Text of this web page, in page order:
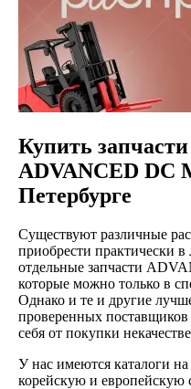
Купить
ADVANCED DC
Петербурге
Существуют различные
приобрести практически
отдельные запчасти
которые можно только в
Однако и те и другие
проверенных
себя от покупки
У нас имеются каталоги
корейскую и европейскую